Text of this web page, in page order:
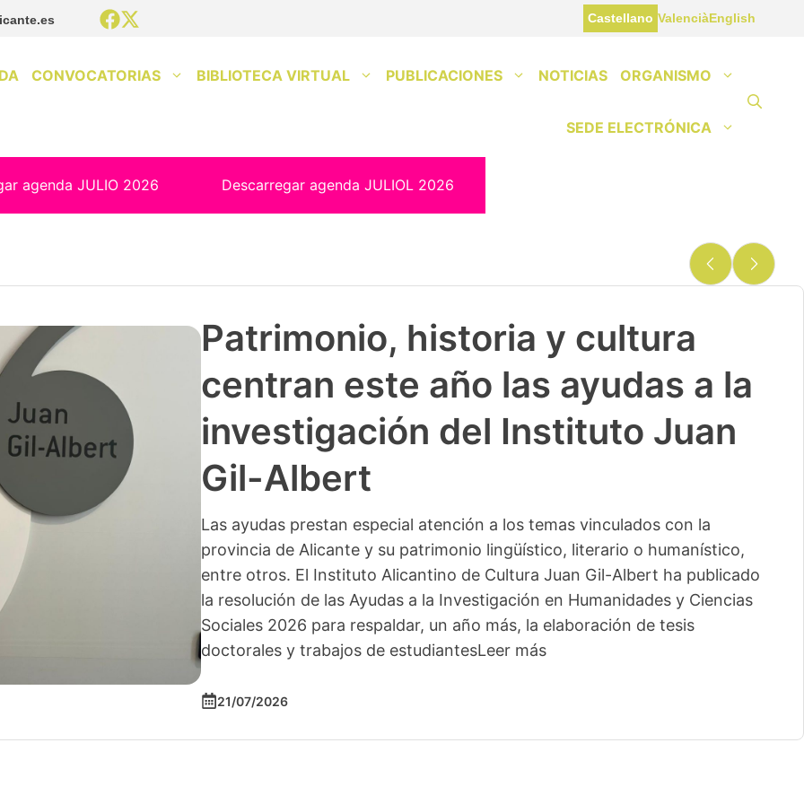
Castellano ValenciàEnglish
CONVOCATORIAS BIBLIOTECA VIRTUAL PUBLICACIONES NOTICIAS ORGANISMO
SEDE ELECTRÓNICA
agenda JULIO 2026 Descarregar agenda JULIOL 2026
Patrimonio, historia y cultura
centran este año las ayudas a la
investigación del Instituto Juan
Gil-Albert
Las ayudas prestan especial atención a los temas vinculados con la
provincia de Alicante y su patrimonio lingüístico, literario o humanístico,
entre otros. El Instituto Alicantino de Cultura Juan Gil-Albert ha publicado
la resolución de las Ayudas a la Investigación en Humanidades y Ciencias
Sociales 2026 para respaldar, un año más, la elaboración de tesis
doctorales y trabajos de estudiantesLeer más
21/07/2026